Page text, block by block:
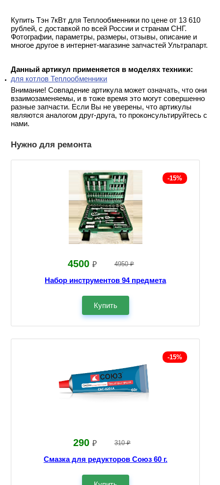
Купить Тэн 7кВт для Теплообменники по цене от 13 610
рублей, с доставкой по всей России и странам СНГ.
Фотографии, параметры, размеры, отзывы, описание и
многое другое в интернет-магазине запчастей Ультрапарт.
Данный артикул применяется в моделях техники:
для котлов Теплообменники
Внимание! Совпадение артикула может означать, что они
взаимозаменяемы, и в тоже время это могут совершенно
разные запчасти. Если Вы не уверены, что артикулы
являются аналогом друг-друга, то проконсультируйтесь с
нами.
Нужно для ремонта
-15%
4500 ₽ 4950 ₽
Набор инструментов 94 предмета
Купить
-15%
290 ₽ 310 ₽
Смазка для редукторов Союз 60 г.